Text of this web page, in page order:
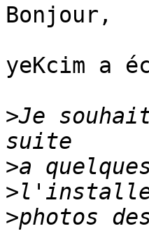
Bonjour,
yeKcim a
>Je
>
>
>photos